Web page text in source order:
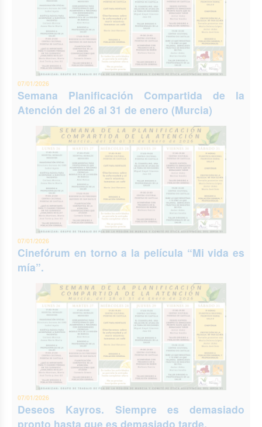
07/01/2026
Semana Planificación Compartida de la
Atención del 26 al 31 de enero (Murcia)
07/01/2026
Cinefórum en torno a la película “Mi vida es
mía”.
07/01/2026
Deseos Kayros. Siempre es demasiado
pronto hasta que es demasiado tarde.